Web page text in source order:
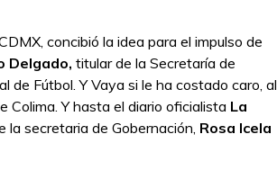
concibió la idea para el impulso de
Delgado, titular de la Secretaría de
de Fútbol. Y Vaya si le ha costado caro, al
Y hasta el diario oficialista La
la secretaria de Gobernación, Rosa Icela